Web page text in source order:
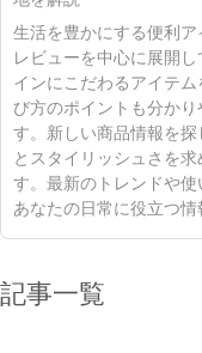
生活を豊かにする便利
レビューを中心に展開
インにこだわるアイテ
び方のポイントも分か
す。新しい商品情報を
とスタイリッシュさを
す。最新のトレンドや使
あなたの日常に役立つ情
記事一覧